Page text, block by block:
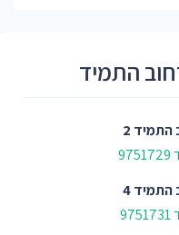
התמיד
התמיד 2
התמיד 4